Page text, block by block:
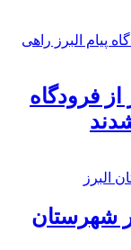
فرودگاه
شهرستان